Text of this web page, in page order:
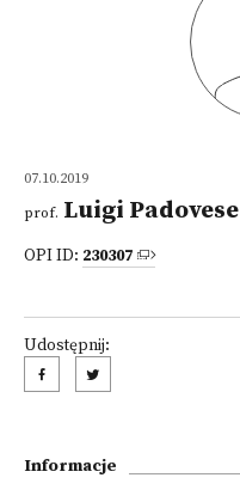
07.10.2019
prof. Luigi Padovese
OPI ID: 230307
Udostępnij:
Informacje